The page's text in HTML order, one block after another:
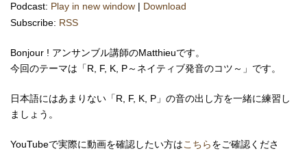
Podcast: Play in new window | Download
Subscribe: RSS
Bonjour ! アンサンブル講師のMatthieuです。
今回のテーマは「R, F, K, P～ネイティブ発音のコツ～」です。
日本語にはあまりない「R, F, K, P」の音の出し方を一緒に練習し
ましょう。
YouTubeで実際に動画を確認したい方はこちらをご確認くださ